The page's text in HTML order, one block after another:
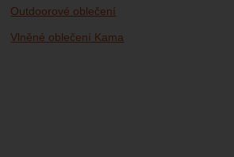
Outdoorové oblečení
Vlněné oblečení Kama